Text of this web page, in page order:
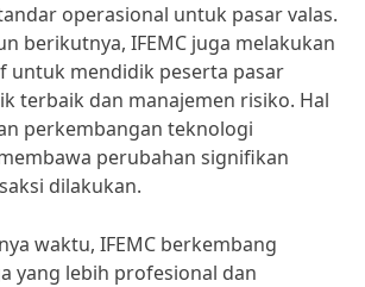
operasional untuk pasar valas.
berikutnya, IFEMC juga melakukan
untuk mendidik peserta pasar
terbaik dan manajemen risiko. Hal
perkembangan teknologi
perubahan signifikan
dilakukan.
waktu, IFEMC berkembang
yang lebih profesional dan